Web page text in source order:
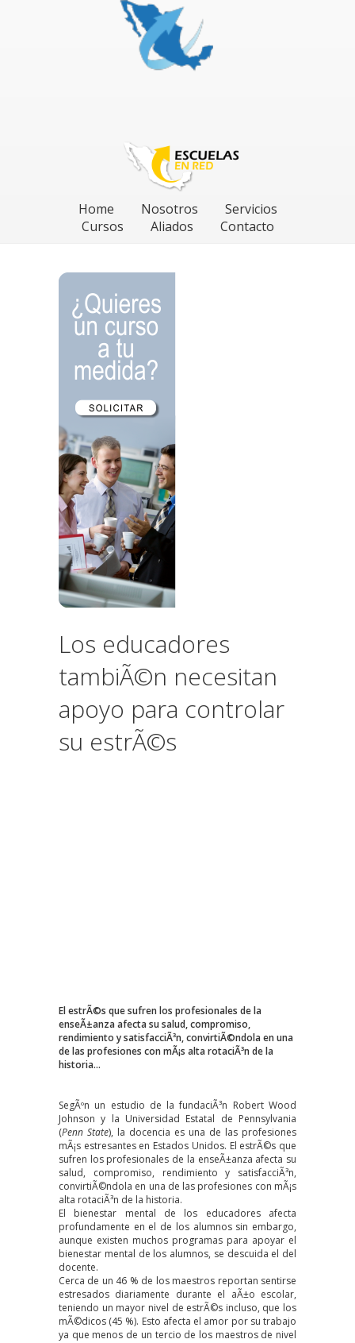
Home Nosotros
Servicios
Cursos
Aliados Contacto
Los educadores
tambiÃ©n necesitan
apoyo para controlar
su estrÃ©s
El estrÃ©s que sufren los profesionales de la
enseÃ±anza afecta su salud, compromiso,
rendimiento y satisfacciÃ³n, convirtiÃ©ndola en una
de las profesiones con mÃ¡s alta rotaciÃ³n de la
historia...
SegÃºn un estudio de la fundaciÃ³n Robert Wood
Johnson y la Universidad Estatal de Pennsylvania
(Penn State), la docencia es una de las profesiones
mÃ¡s estresantes en Estados Unidos. El estrÃ©s que
sufren los profesionales de la enseÃ±anza afecta su
salud, compromiso, rendimiento y satisfacciÃ³n,
convirtiÃ©ndola en una de las profesiones con mÃ¡s
alta rotaciÃ³n de la historia.
El bienestar mental de los educadores afecta
profundamente en el de los alumnos sin embargo,
aunque existen muchos programas para apoyar el
bienestar mental de los alumnos, se descuida el del
docente.
Cerca de un 46 % de los maestros reportan sentirse
estresados diariamente durante el aÃ±o escolar,
teniendo un mayor nivel de estrÃ©s incluso, que los
mÃ©dicos (45 %). Esto afecta el amor por su trabajo
ya que menos de un tercio de los maestros de nivel